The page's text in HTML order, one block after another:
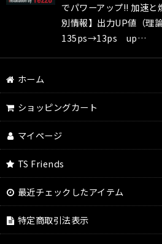
でパワーアップ!! 加速
別情報】出力UP値（理
135ps→13ps up…
ホーム
ショッピングカート
マイページ
TS Friends
最近チェックしたアイテム
特定商取引法表示